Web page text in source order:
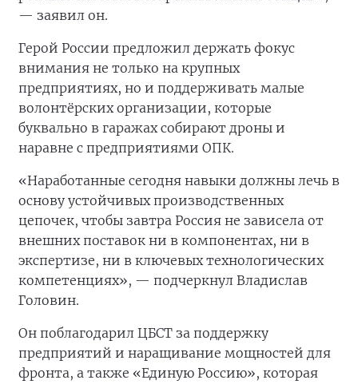
— заявил он.
Герой России предложил держать фокус
внимания не только на крупных
предприятиях, но и поддерживать малые
волонтёрских организации, которые
буквально в гаражах собирают дроны и
наравне с предприятиями ОПК.
«Наработанные сегодня навыки должны лечь в
основу устойчивых производственных
цепочек, чтобы завтра Россия не зависела от
внешних поставок ни в компонентах, ни в
экспертизе, ни в ключевых технологических
компетенциях», — подчеркнул Владислав
Головин.
Он поблагодарил ЦБСТ за поддержку
предприятий и наращивание мощностей для
фронта, а также «Единую Россию», которая